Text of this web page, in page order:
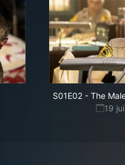
S01E02- The
19